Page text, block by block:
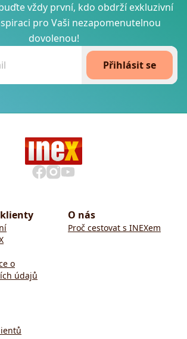
vždy první, kdo obdrží exkluzivní
pro Vaši nezapomenutelnou
dovolenou!
Přihlásit se
o
údajů
O nás
Proč cestovat s INEXem